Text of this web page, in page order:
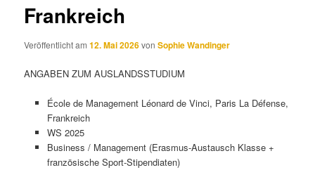
Frankreich
Veröffentlicht am12. Mai 2026vonSophie Wandinger
ANGABEN ZUM AUSLANDSSTUDIUM
École de Management Léonard de Vinci, Paris La Défense,
Frankreich
WS 2025
Business / Management (Erasmus-Austausch Klasse +
französische Sport-Stipendiaten)